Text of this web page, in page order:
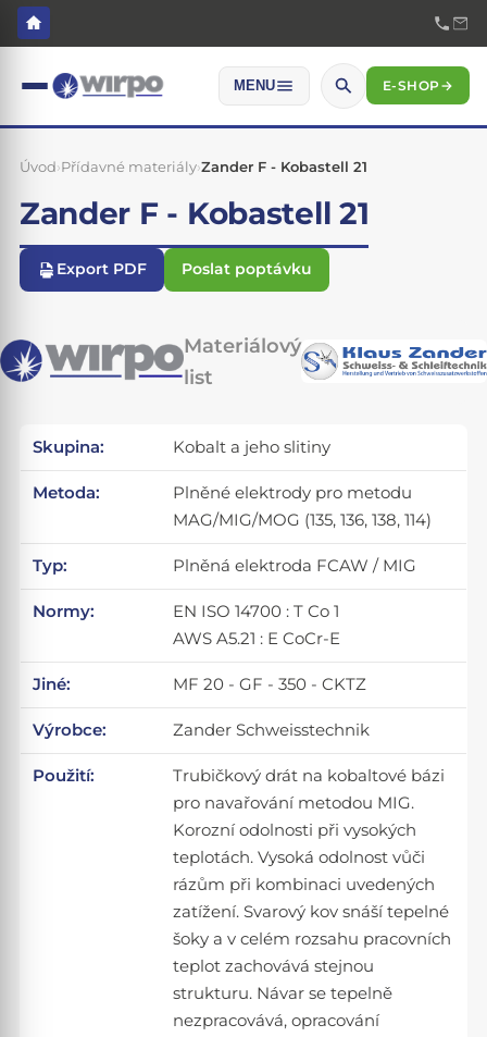
MENU E-SHOP→
Úvod›Přídavné materiály›Zander F - Kobastell 21
Zander F - Kobastell 21
Export PDF Poslat poptávku
Materiálový
list
Skupina: Kobalt a jeho slitiny
Metoda:
Plněné elektrody pro metodu
MAG/MIG/MOG (135, 136, 138, 114)
Typ: Plněná elektroda FCAW / MIG
Normy:
EN ISO 14700 : T Co 1
AWS A5.21 : E CoCr-E
Jiné: MF 20 - GF - 350 - CKTZ
Výrobce: Zander Schweisstechnik
Použití:
Trubičkový drát na kobaltové bázi
pro navařování metodou MIG.
Korozní odolnosti při vysokých
teplotách. Vysoká odolnost vůči
rázům při kombinaci uvedených
zatížení. Svarový kov snáší tepelné
šoky a v celém rozsahu pracovních
teplot zachovává stejnou
strukturu. Návar se tepelně
nezpracovává, opracování